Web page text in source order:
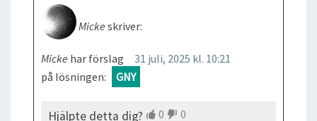
Micke skriver:
31 juli, 2025 kl. 10:21
Micke har förslag
på lösningen:
GNY
Hjälpte detta dig? 0
0